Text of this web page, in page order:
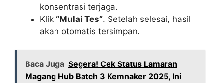
konsentrasi terjaga.
Klik “Mulai Tes”. Setelah selesai, hasil
akan otomatis tersimpan.
Baca Juga Segera! Cek Status Lamaran
Magang Hub Batch 3 Kemnaker 2025, Ini